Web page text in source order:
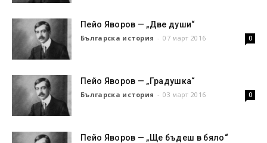
Пейо Яворов — „Две души“
Българска история - 07 март 2016 0
Пейо Яворов — „Градушка“
Българска история - 03 март 2016 0
Пейо Яворов — „Ще бъдеш в бяло“